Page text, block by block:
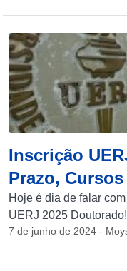
Inscrição
Prazo,
Hoje é dia de falar
UERJ 2025
7 de junho de 2024 -